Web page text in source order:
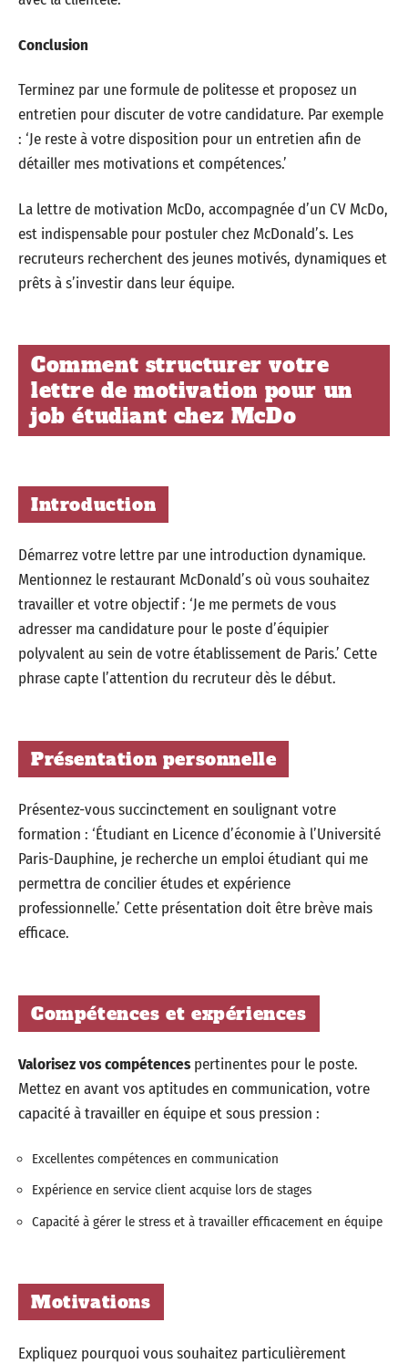
Conclusion
Terminez par une formule de politesse et proposez un
entretien pour discuter de votre candidature. Par exemple
: ‘Je reste à votre disposition pour un entretien afin de
détailler mes motivations et compétences.’
La lettre de motivation McDo, accompagnée d’un CV McDo,
est indispensable pour postuler chez McDonald’s. Les
recruteurs recherchent des jeunes motivés, dynamiques et
prêts à s’investir dans leur équipe.
Comment structurer votre
lettre de motivation pour un
job étudiant chez McDo
Introduction
Démarrez votre lettre par une introduction dynamique.
Mentionnez le restaurant McDonald’s où vous souhaitez
travailler et votre objectif : ‘Je me permets de vous
adresser ma candidature pour le poste d’équipier
polyvalent au sein de votre établissement de Paris.’ Cette
phrase capte l’attention du recruteur dès le début.
Présentation personnelle
Présentez-vous succinctement en soulignant votre
formation : ‘Étudiant en Licence d’économie à l’Université
Paris-Dauphine, je recherche un emploi étudiant qui me
permettra de concilier études et expérience
professionnelle.’ Cette présentation doit être brève mais
efficace.
Compétences et expériences
Valorisez vos compétencespertinentes pour le poste.
Mettez en avant vos aptitudes en communication, votre
capacité à travailler en équipe et sous pression :
Excellentes compétences en communication
Expérience en service client acquise lors de stages
Capacité à gérer le stress et à travailler efficacement en équipe
Motivations
Expliquez pourquoi vous souhaitez particulièrement